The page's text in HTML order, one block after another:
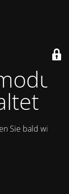
Sie bald wieder.